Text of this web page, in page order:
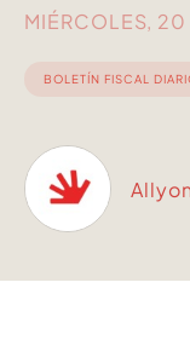
MIÉRCOLES,
BOLETÍN FISCAL